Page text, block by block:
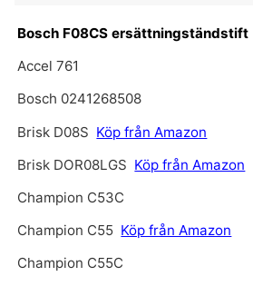
Bosch F08CS ersättningständstift
Accel 761
Bosch 0241268508
Brisk D08S Köp från Amazon
Brisk DOR08LGS Köp från Amazon
Champion C53C
Champion C55 Köp från Amazon
Champion C55C